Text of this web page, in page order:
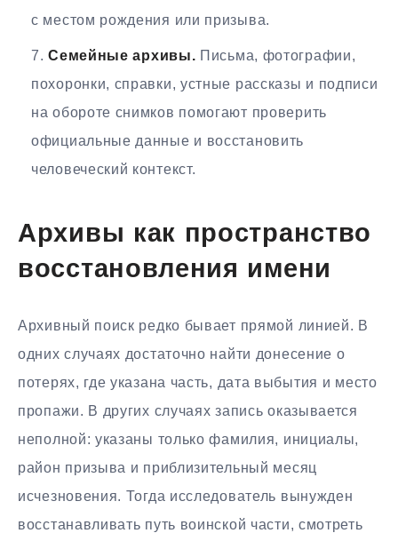
с местом рождения или призыва.
Семейные архивы. Письма, фотографии,
похоронки, справки, устные рассказы и подписи
на обороте снимков помогают проверить
официальные данные и восстановить
человеческий контекст.
Архивы как пространство
восстановления имени
Архивный поиск редко бывает прямой линией. В
одних случаях достаточно найти донесение о
потерях, где указана часть, дата выбытия и место
пропажи. В других случаях запись оказывается
неполной: указаны только фамилия, инициалы,
район призыва и приблизительный месяц
исчезновения. Тогда исследователь вынужден
восстанавливать путь воинской части, смотреть